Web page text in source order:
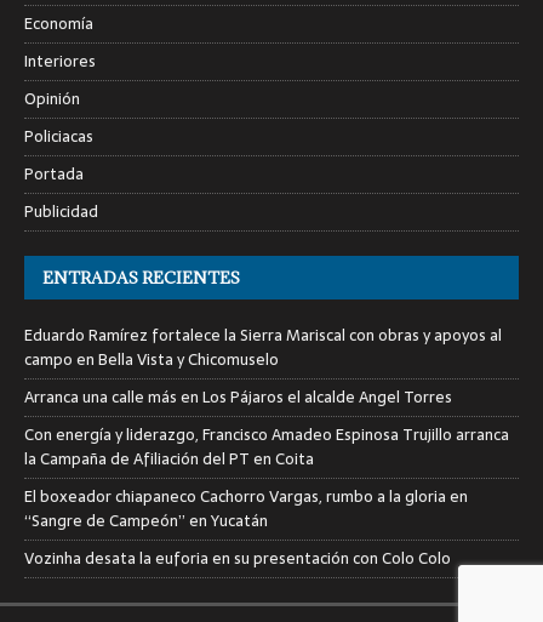
Economía
Interiores
Opinión
Policiacas
Portada
Publicidad
ENTRADAS RECIENTES
Eduardo Ramírez fortalece la Sierra Mariscal con obras y apoyos al
campo en Bella Vista y Chicomuselo
Arranca una calle más en Los Pájaros el alcalde Angel Torres
Con energía y liderazgo, Francisco Amadeo Espinosa Trujillo arranca
la Campaña de Afiliación del PT en Coita
El boxeador chiapaneco Cachorro Vargas, rumbo a la gloria en
“Sangre de Campeón” en Yucatán
Vozinha desata la euforia en su presentación con Colo Colo